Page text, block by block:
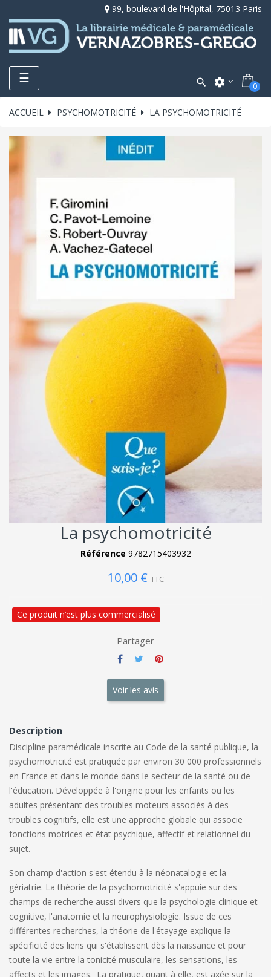
99, boulevard de l'Hôpital, 75013 Paris
Toggle
navigation
☰  settings 0
ACCUEIL PSYCHOMOTRICITÉ LA PSYCHOMOTRICITÉ
La psychomotricité
Référence 9782715403932
10,00 € TTC
Ce produit n’est plus commercialisé
Partager
Voir les avis
Description
Discipline paramédicale inscrite au Code de la santé publique, la
psychomotricité est pratiquée par environ 30 000 professionnels
en France et dans le monde dans le secteur de la santé ou de
l'éducation. Développée à l'origine pour les enfants ou les
adultes présentant des troubles moteurs associés à des
troubles cognitifs, elle est une approche globale qui associe
fonctions motrices et état psychique, affectif et relationnel du
sujet.
Son champ d'action s'est étendu à la néonatalogie et la
gériatrie. La théorie de la psychomotricité s'appuie sur des
champs de recherche aussi divers que la psychologie clinique et
cognitive, l'anatomie et la neurophysiologie. Issue de ces
différentes recherches, la théorie de l'étayage explique la
spécificité des liens qui s'établissent dès la naissance et pour
toute la vie entre la tonicité musculaire, les sensations, les
affects et les images. La pratique, quant à elle, est axée sur la